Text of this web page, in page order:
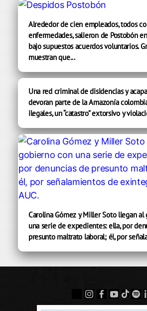
Alrededor de cien empleados, todos
enfermedades, salieron de Postobón
bajo supuestos acuerdos voluntarios.
muestran que...
Una red criminal de disidencias y
devoran parte de la Amazonía
ilegales, un “catastro” extorsivo y
Carolina Gómez y Miller Soto llegan al
una serie de expedientes: ella, por
presunto maltrato laboral; él, por